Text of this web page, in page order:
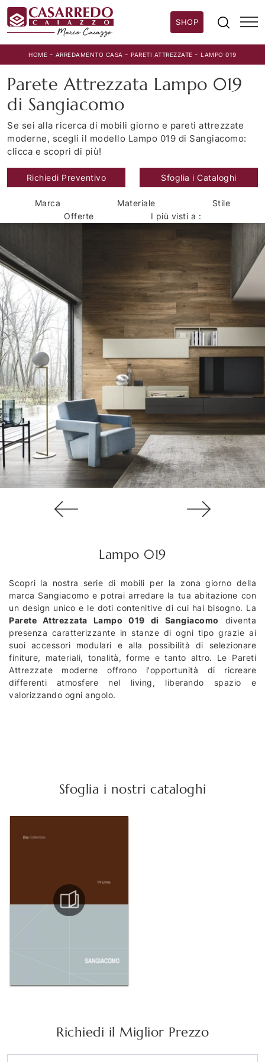
SHOP
HOME - ARREDAMENTO CASA -PARETI ATTREZZATE -LAMPO 019
Parete Attrezzata Lampo 019
di Sangiacomo
Se sei alla ricerca di mobili giorno e pareti attrezzate
moderne, scegli il modello Lampo 019 di Sangiacomo:
clicca e scopri di più!
Richiedi Preventivo Sfoglia i Cataloghi
Marca Materiale
Stile
Offerte
I più visti a :
Lampo 019
Scopri la nostra serie di mobili per la zona giorno della
marca Sangiacomo e potrai arredare la tua abitazione con
un design unico e le doti contenitive di cui hai bisogno. La
Parete Attrezzata Lampo 019 di Sangiacomo diventa
presenza caratterizzante in stanze di ogni tipo grazie ai
suoi accessori modulari e alla possibilità di selezionare
finiture, materiali, tonalità, forme e tanto altro. Le Pareti
Attrezzate moderne offrono l'opportunità di ricreare
differenti atmosfere nel living, liberando spazio e
valorizzando ogni angolo.
Sfoglia i nostri cataloghi
Richiedi il Miglior Prezzo